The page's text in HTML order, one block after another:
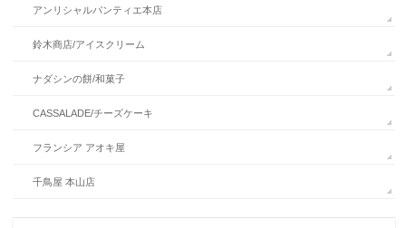
アンリシャルパンティエ本店
鈴木商店/アイスクリーム
ナダシンの餅/和菓子
CASSALADE/チーズケーキ
フランシア アオキ屋
千鳥屋 本山店